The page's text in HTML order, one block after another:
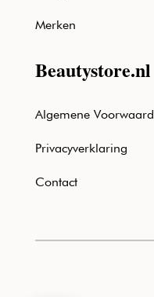
Merken
Beautystore.nl
Algemene
Privacyverklaring
Contact